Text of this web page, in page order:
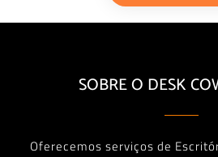
SOBRE O DESK
Oferecemos serviços de